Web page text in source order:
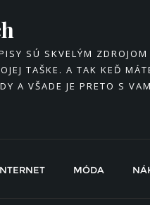
SÚ SKVELÝM
TAŠKE. A TAK KEĎ
A VŠADE JE PRETO S
MÓDA